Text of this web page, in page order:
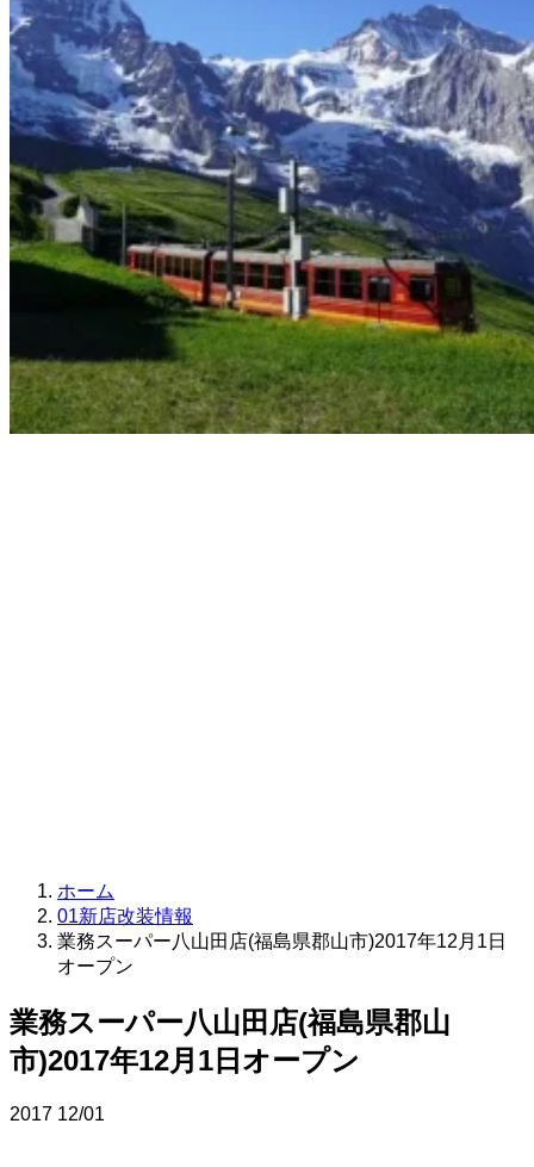
ホーム
01新店改装情報
業務スーパー八山田店(福島県郡山市)2017年12月1日
オープン
業務スーパー八山田店(福島県郡山
市)2017年12月1日オープン
2017 12/01